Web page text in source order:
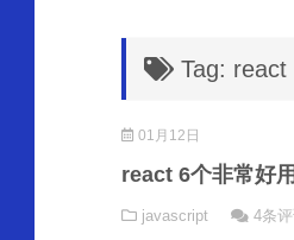
Tag: react
01月12日
react 6个非常好
javascript 4条